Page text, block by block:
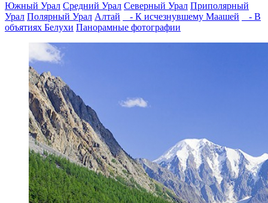
Южный Урал Средний Урал Северный Урал Приполярный
Урал Полярный Урал Алтай - К исчезнувшему Маашей
- В
объятиях Белухи Панорамные фотографии